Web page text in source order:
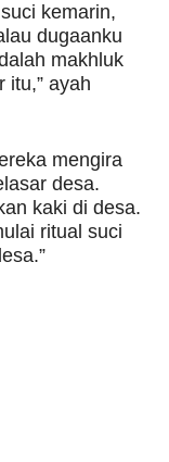
kemarin,
dugaanku
makhluk
itu,” ayah
mengira
desa.
kaki di desa.
ritual suci